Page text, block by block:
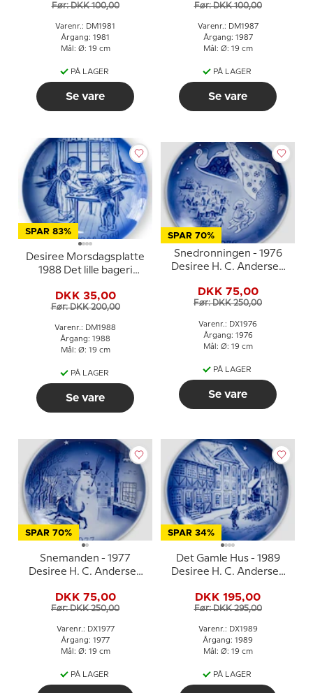
Før: DKK 100,00
Varenr.: DM1981
Årgang: 1981
Mål: Ø: 19 cm
PÅ LAGER
Se vare
Før: DKK 100,00
Varenr.: DM1987
Årgang: 1987
Mål: Ø: 19 cm
PÅ LAGER
Se vare
SPAR 83%
Desiree Morsdagsplatte
1988 Det lille bageri
DKK 35,00
Før: DKK 200,00
Varenr.: DM1988
Årgang: 1988
Mål: Ø: 19 cm
PÅ LAGER
Se vare
SPAR 70%
Snedronningen - 1976
Desiree H. C. Andersen
DKK 75,00
Før: DKK 250,00
Varenr.: DX1976
Årgang: 1976
Mål: Ø: 19 cm
PÅ LAGER
Se vare
SPAR 70%
Snemanden - 1977
Desiree H. C. Andersen
DKK 75,00
Før: DKK 250,00
Varenr.: DX1977
Årgang: 1977
Mål: Ø: 19 cm
PÅ LAGER
SPAR 34%
Det Gamle Hus - 1989
Desiree H. C. Andersen
DKK 195,00
Før: DKK 295,00
Varenr.: DX1989
Årgang: 1989
Mål: Ø: 19 cm
PÅ LAGER